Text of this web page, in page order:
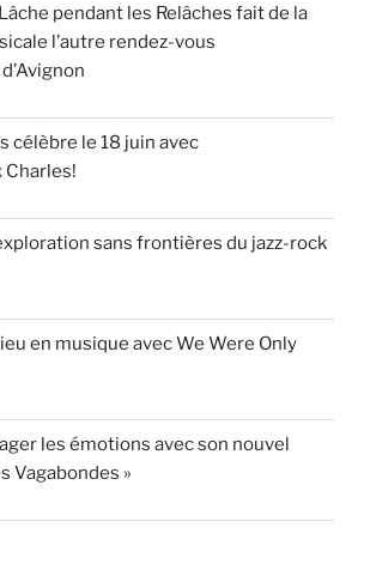
pendant les Relâches fait de la
l’autre rendez-vous
célèbre le 18 juin avec
Charles!
sans frontières du jazz-rock
en musique avec We Were Only
les émotions avec son nouvel
Vagabondes »